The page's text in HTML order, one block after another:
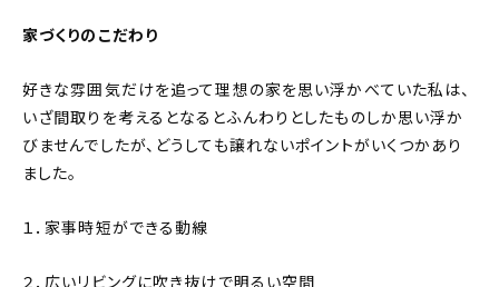
家づくりのこだわり
好きな雰囲気だけを追って理想の家を思い浮かべていた私は、
いざ間取りを考えるとなるとふんわりとしたものしか思い浮か
びませんでしたが、どうしても譲れないポイントがいくつかあり
ました。
１．家事時短ができる動線
２．広いリビングに吹き抜けで明るい空間